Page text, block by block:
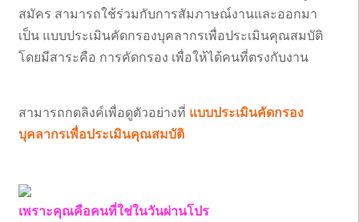
สมัคร สามารถใช้ร่วมกับการสัมภาษณ์งานและออกมา
เป็น แบบประเมินคัดกรองบุคลากรเพื่อประเมินคุณสมบัติ
โดยมีสาระคือ การคัดกรอง เพื่อให้ได้คนที่ตรงกับงาน
สามารถกดลิงค์เพื่อดูตัวอย่างที่ แบบประเมินคัดกรอง
บุคลากรเพื่อประเมินคุณสมบัติ
เพราะคุณคือคนที่ใช่ในวันผ่านโปร